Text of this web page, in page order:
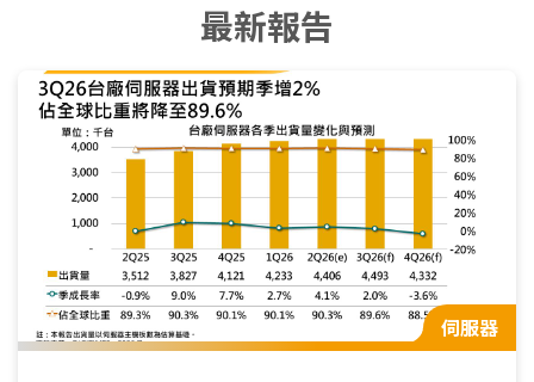
最新報告
伺服器